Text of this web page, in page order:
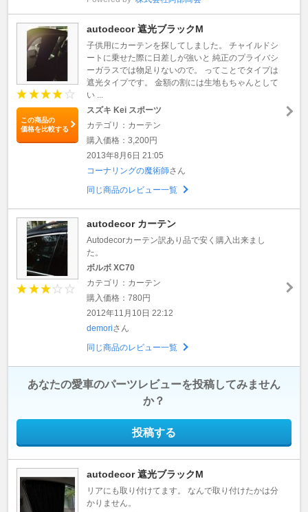
この商品の
価格を比較する
autodecor 遮光ブラックM
子供用にカーテンを探してしました。 チャイルドシ
ートに乗せた際に日差しが強いと 純正のプライバシ
ーガラスでは物足りないので。 ってことでタイプは
遮光タイプです。 金額の割には生地もちゃんとして
い ...
スズキ Kei スポーツ
カテゴリ：カーテン
購入価格：3,200円
2013年8月6日 21:05
コーナリングの魔術師さん
同じ商品のレビュー一覧
autodecor カーテン
Autodecorカーテン訳あり品で安く購入出来まし
た。
ボルボ XC70
カテゴリ：カーテン
購入価格：780円
2012年11月10日 22:12
demoriさん
同じ商品のレビュー一覧
あなたの愛車のパーツレビューを投稿してみません
か？
投稿する
autodecor 遮光ブラックM
リアにも取り付けてます。 なんで取り付けたかは分
かりません。